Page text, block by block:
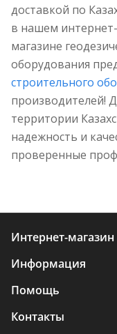
доставкой по
в нашем
магазине
оборудования
строительного
производителей!
территории
надежность и
проверенные
Интернет-магазин
Информация
Помощь
Контакты